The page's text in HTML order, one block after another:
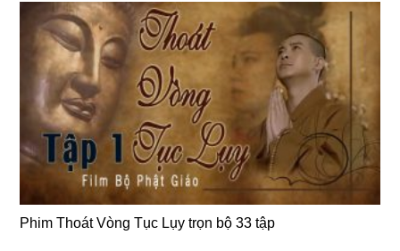
Phim Thoát Vòng Tục Lụy trọn bộ 33 tập